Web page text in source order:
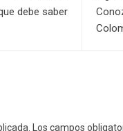
debe saber
Los campos